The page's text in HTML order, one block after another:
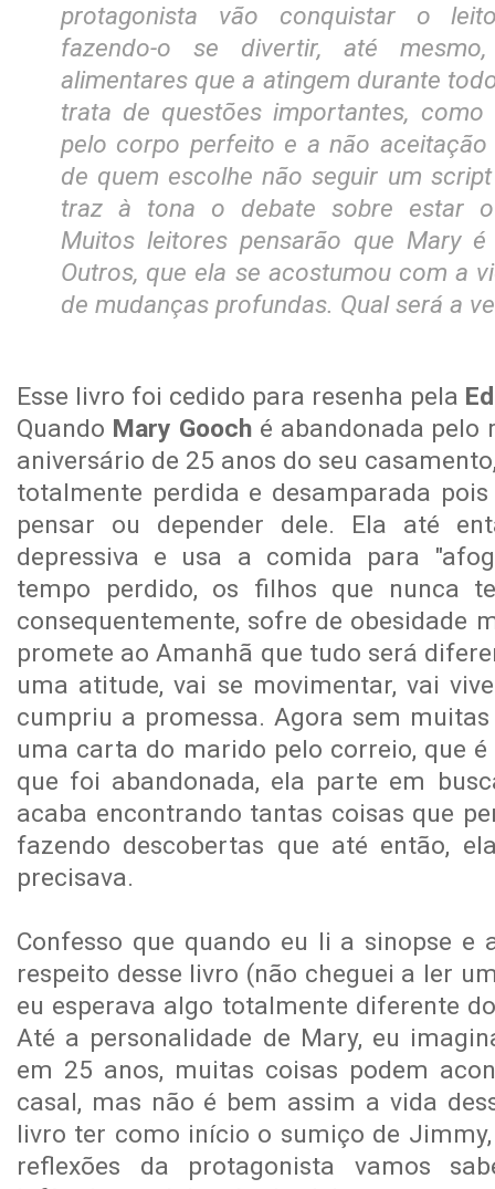
protagonista vão conquistar o
fazendo-o se divertir, até
alimentares que a atingem durante
trata de questões importantes, como
pelo corpo perfeito e a não aceitação
de quem escolhe não seguir um script
traz à tona o debate sobre estar
Muitos leitores pensarão que Mary
Outros, que ela se acostumou com a
de mudanças profundas. Qual será a
Esse livro foi cedido para resenha pela
Quando Mary Gooché abandonada pelo
aniversário de 25 anos do seu
totalmente perdida e desamparada
pensar ou depender dele. Ela até
depressiva e usa a comida para
tempo perdido, os filhos que nunca
consequentemente, sofre de obesidade
promete ao Amanhã que tudo será
uma atitude, vai se movimentar, vai
cumpriu a promessa. Agora sem
uma carta do marido pelo correio, que
que foi abandonada, ela parte em
acaba encontrando tantas coisas que
fazendo descobertas que até então,
precisava.
Confesso que quando eu li a sinopse e
respeito desse livro (não cheguei a ler
eu esperava algo totalmente diferente
Até a personalidade de Mary, eu
em 25 anos, muitas coisas podem
casal, mas não é bem assim a vida
livro ter como início o sumiço de
reflexões da protagonista vamos